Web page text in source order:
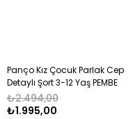
Panço Kız Çocuk Parlak Cep
Detaylı Şort 3-12 Yaş PEMBE
₺1.995,00
₺2.494,00